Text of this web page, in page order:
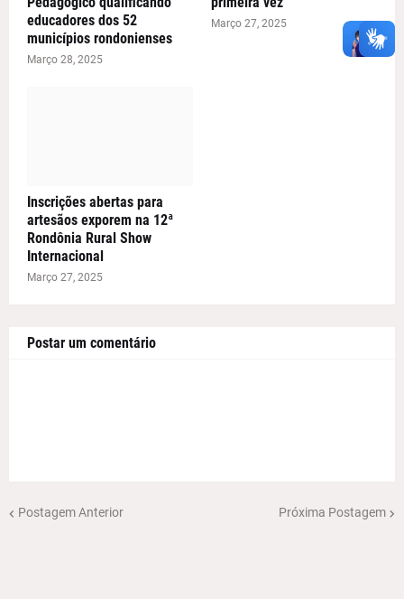
educadores dos 52
municípios rondonienses
Março 28, 2025
Março 27, 2025
Inscrições abertas para
artesãos exporem na 12ª
Rondônia Rural Show
Internacional
Março 27, 2025
Postar um comentário
Postagem Anterior Próxima Postagem